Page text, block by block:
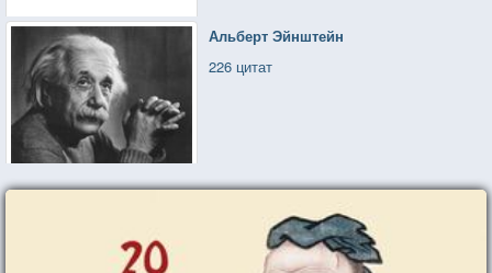
Альберт Эйнштейн
226 цитат